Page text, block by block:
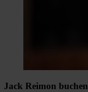
Jack Reimon buchen